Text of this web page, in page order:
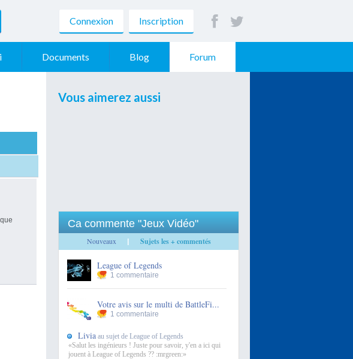
Connexion Inscription
Documents Blog Forum
Vous aimerez aussi
Ca commente "Jeux Vidéo"
Nouveaux | Sujets les + commentés
League of Legends
1 commentaire
Votre avis sur le multi de BattleFi...
1 commentaire
Livia au sujet de League of Legends
«Salut les ingénieurs ! Juste pour savoir, y'en a ici qui
jouent à League of Legends ?? :mrgreen:»